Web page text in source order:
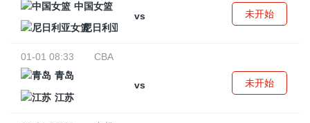
中国女篮
vs
尼日利亚女篮
未开始
01-01 08:33
CBA
青岛
vs
江苏
未开始